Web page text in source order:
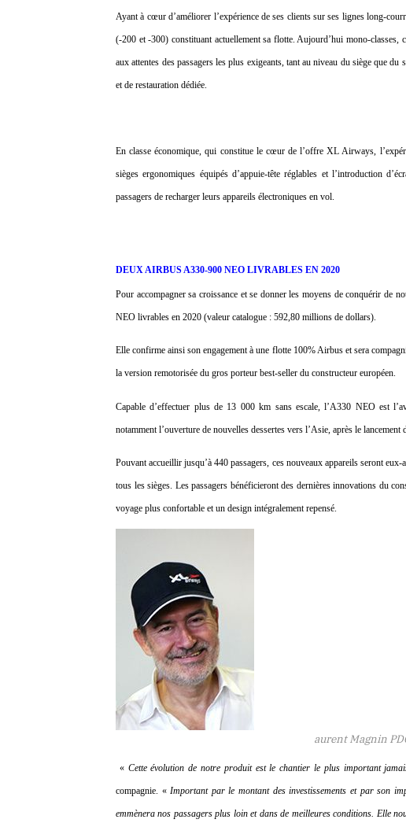
Ayant à cœur d’améliorer l’expérience de ses clients sur ses lignes long-
(-200 et -300) constituant actuellement sa flotte. Aujourd’hui mono-classes,
aux attentes des passagers les plus exigeants, tant au niveau du siège que
et de restauration dédiée.
En classe économique, qui constitue le cœur de l’offre XL Airways,
sièges ergonomiques équipés d’appuie-tête réglables et l’introduction
passagers de recharger leurs appareils électroniques en vol.
DEUX AIRBUS A330-900 NEO LIVRABLES EN 2020
Pour accompagner sa croissance et se donner les moyens de conquérir de
NEO livrables en 2020 (valeur catalogue : 592,80 millions de dollars).
Elle confirme ainsi son engagement à une flotte 100% Airbus et sera
la version remotorisée du gros porteur best-seller du constructeur européen.
Capable d’effectuer plus de 13 000 km sans escale, l’A330 NEO est
notamment l’ouverture de nouvelles dessertes vers l’Asie, après le
Pouvant accueillir jusqu’à 440 passagers, ces nouveaux appareils seront
tous les sièges. Les passagers bénéficieront des dernières innovations du
voyage plus confortable et un design intégralement repensé.
aurent Magnin
« Cette évolution de notre produit est le chantier le plus important
compagnie. «Important par le montant des investissements et par son
emmènera nos passagers plus loin et dans de meilleures conditions. Elle